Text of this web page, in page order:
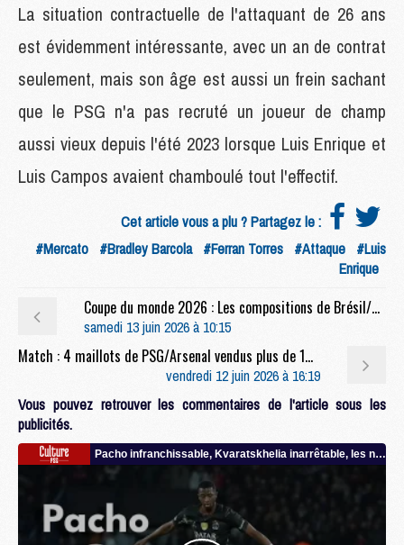
La situation contractuelle de l'attaquant de 26 ans
est évidemment intéressante, avec un an de contrat
seulement, mais son âge est aussi un frein sachant
que le PSG n'a pas recruté un joueur de champ
aussi vieux depuis l'été 2023 lorsque Luis Enrique et
Luis Campos avaient chamboulé tout l'effectif.
Cet article vous a plu ? Partagez le :
#Mercato #Bradley Barcola #Ferran Torres #Attaque #Luis
Enrique
Coupe du monde 2026 : Les compositions de Brésil/Maroc selon la presse
samedi 13 juin 2026 à 10:15
Match : 4 maillots de PSG/Arsenal vendus plus de 100 000 euros
vendredi 12 juin 2026 à 16:19
Vous pouvez retrouver les commentaires de l'article sous les
publicités.